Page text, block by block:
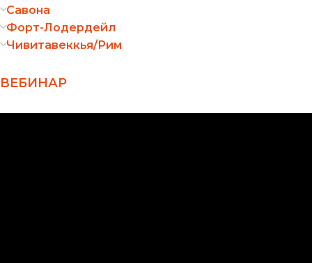
Савона
Форт-Лодердейл
Чивитавеккья/Рим
ВЕБИНАР